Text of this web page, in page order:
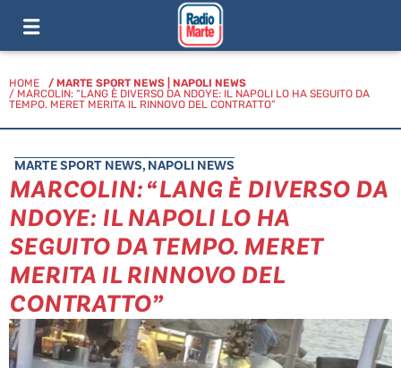
HOME / MARTE SPORT NEWS
NAPOLI NEWS
/ MARCOLIN: “LANG È DIVERSO DA NDOYE: IL NAPOLI LO HA SEGUITO DA
TEMPO. MERET MERITA IL RINNOVO DEL CONTRATTO”
MARTE SPORT NEWS, NAPOLI NEWS
MARCOLIN: “LANG È DIVERSO DA
NDOYE: IL NAPOLI LO HA
SEGUITO DA TEMPO. MERET
MERITA IL RINNOVO DEL
CONTRATTO”